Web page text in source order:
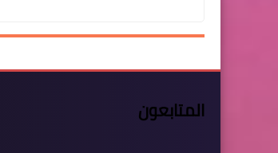
المتابعون